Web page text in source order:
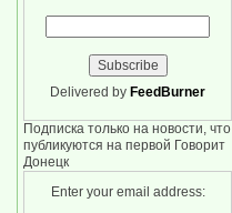
Delivered by FeedBurner
Подписка только на новости, что
публикуются на первой Говорит
Донецк
Enter your email address: